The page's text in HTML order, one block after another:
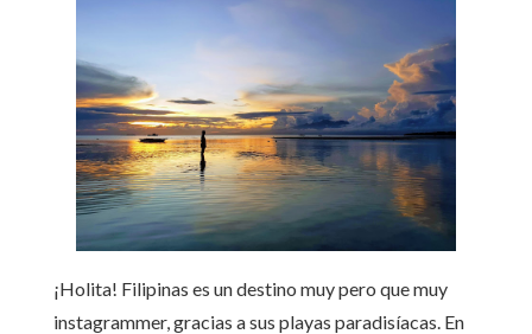
¡Holita! Filipinas es un destino muy pero que muy
instagrammer, gracias a sus playas paradisíacas. En